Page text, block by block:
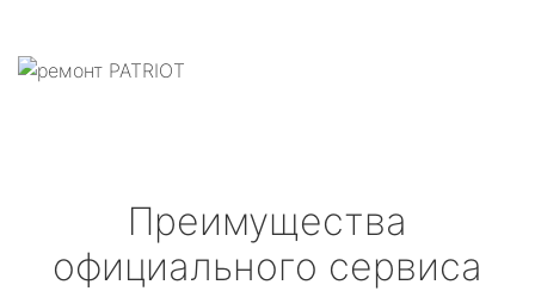
Преимущества
официального сервиса